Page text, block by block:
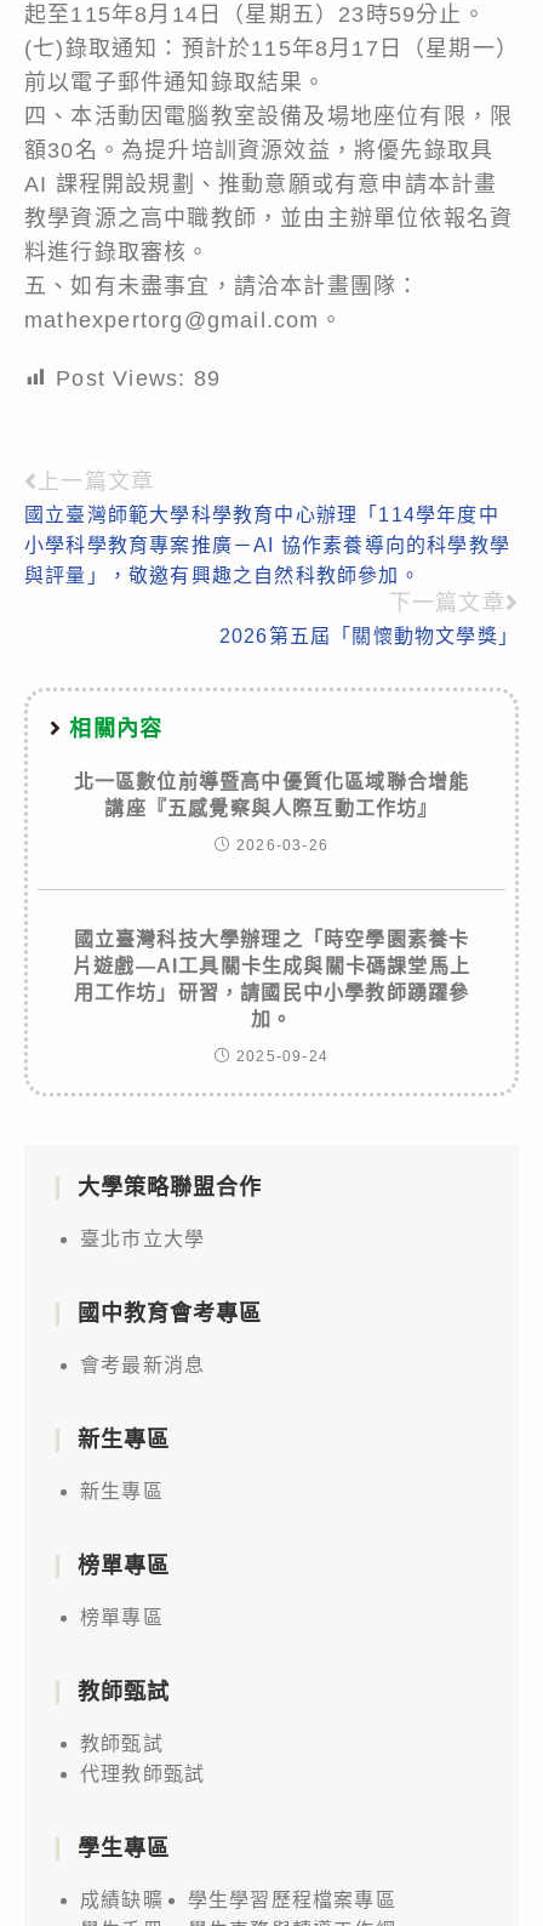
起至115年8月14日（星期五）23時59分止。
(七)錄取通知：預計於115年8月17日（星期一）
前以電子郵件通知錄取結果。
四、本活動因電腦教室設備及場地座位有限，限
額30名。為提升培訓資源效益，將優先錄取具
AI 課程開設規劃、推動意願或有意申請本計畫
教學資源之高中職教師，並由主辦單位依報名資
料進行錄取審核。
五、如有未盡事宜，請洽本計畫團隊：
mathexpertorg@gmail.com。
Post Views: 89
Read
more
articles
上一篇文章
國立臺灣師範大學科學教育中心辦理「114學年度中
小學科學教育專案推廣－AI 協作素養導向的科學教學
與評量」，敬邀有興趣之自然科教師參加。
下一篇文章
2026第五屆「關懷動物文學獎」
相關內容
北一區數位前導暨高中優質化區域聯合增能
講座『五感覺察與人際互動工作坊』
2026-03-26
國立臺灣科技大學辦理之「時空學園素養卡
片遊戲—AI工具關卡生成與關卡碼課堂馬上
用工作坊」研習，請國民中小學教師踴躍參
加。
2025-09-24
大學策略聯盟合作
臺北市立大學
國中教育會考專區
會考最新消息
新生專區
新生專區
榜單專區
榜單專區
教師甄試
教師甄試
代理教師甄試
學生專區
成績缺曠
學生學習歷程檔案專區